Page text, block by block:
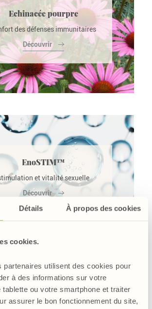
Détails À propos des cookies
cookies.
partenaires utilisent des cookies pour
à des informations sur votre
tablette ou votre smartphone et traiter
assurer le bon fonctionnement du site,
Echinacée pourpre
des défenses immunitaires
Découvrir
EnoSTIM™
et vitalité sexuelle
Découvrir